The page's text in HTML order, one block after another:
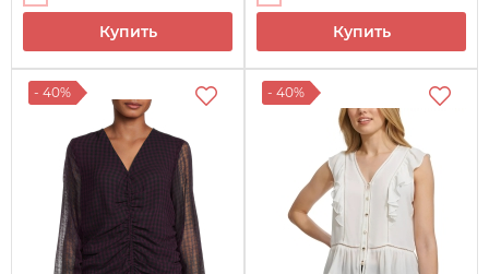
Купить Купить
- 40% - 40%